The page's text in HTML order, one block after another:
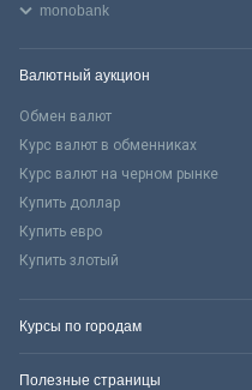
monobank
Валютный аукцион
Обмен валют
Курс валют в обменниках
Курс валют на черном рынке
Купить доллар
Купить евро
Купить злотый
Курсы по городам
Полезные страницы